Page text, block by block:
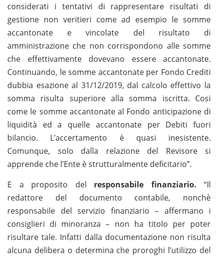
considerati i tentativi di rappresentare risultati di
gestione non veritieri come ad esempio le somme
accantonate e vincolate del risultato di
amministrazione che non corrispondono alle somme
che effettivamente dovevano essere accantonate.
Continuando, le somme accantonate per Fondo Crediti
dubbia esazione al 31/12/2019, dal calcolo effettivo la
somma risulta superiore alla somma iscritta. Cosi
come le somme accantonate al Fondo anticipazione di
liquidità ed a quelle accantonate per Debiti fuori
bilancio. L’accertamento è quasi inesistente.
Comunque, solo dalla relazione del Revisore si
apprende che l’Ente è strutturalmente deficitario”.
E a proposito del responsabile finanziario. “Il
redattore del documento contabile, nonchè
responsabile del servizio finanziario – affermano i
consiglieri di minoranza – non ha titolo per poter
risultare tale. Infatti dalla documentazione non risulta
alcuna delibera o determina che proroghi l’utilizzo del